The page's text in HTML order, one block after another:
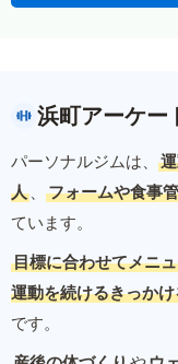
浜町アーケー
パーソナルジムは、
人 、 フォームや食事
ています。
目標に合わせてメニ
運動を続けるきっか
です。